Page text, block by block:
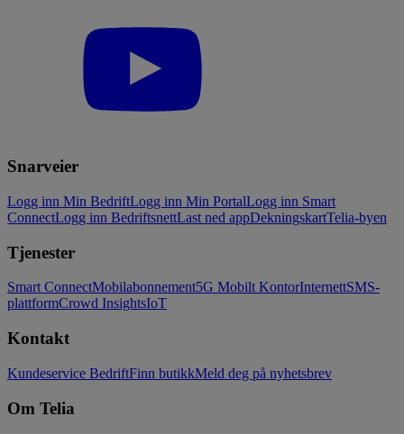
Snarveier
Logg inn Min BedriftLogg inn Min PortalLogg inn Smart
ConnectLogg inn BedriftsnettLast ned appDekningskartTelia-byen
Tjenester
Smart ConnectMobilabonnement5G Mobilt KontorInternettSMS-
plattformCrowd InsightsIoT
Kontakt
Kundeservice BedriftFinn butikkMeld deg på nyhetsbrev
Om Telia